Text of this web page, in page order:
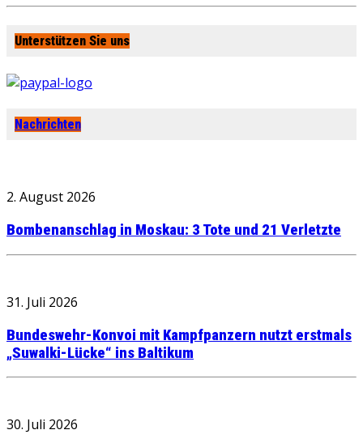
Unterstützen Sie uns
Nachrichten
2. August 2026
Bombenanschlag in Moskau: 3 Tote und 21 Verletzte
31. Juli 2026
Bundeswehr-Konvoi mit Kampfpanzern nutzt erstmals
„Suwalki-Lücke“ ins Baltikum
30. Juli 2026